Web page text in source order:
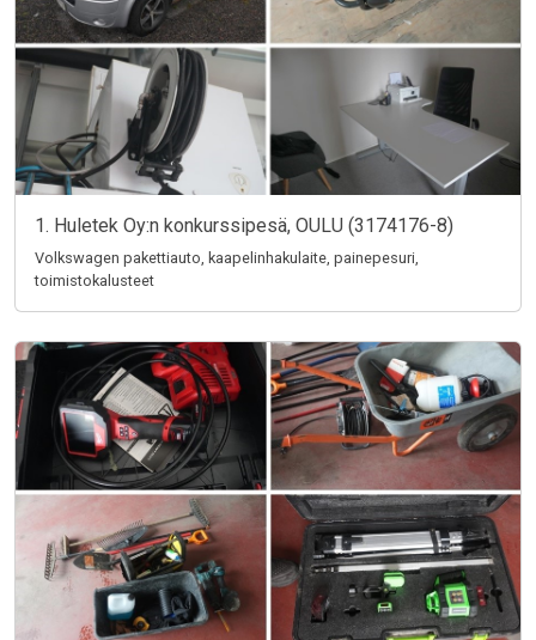
1. Huletek Oy:n konkurssipesä, OULU (3174176-8)
Volkswagen pakettiauto, kaapelinhakulaite, painepesuri,
toimistokalusteet